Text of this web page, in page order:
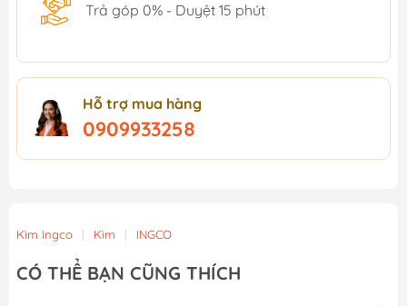
Trả góp 0% - Duyệt 15 phút
Hỗ trợ mua hàng
0909933258
Kìm Ingco | Kìm | INGCO
CÓ THỂ BẠN CŨNG THÍCH